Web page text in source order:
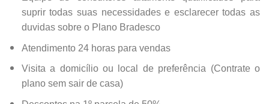
suprir todas suas necessidades e esclarecer todas as
duvidas sobre o Plano Bradesco
Atendimento 24 horas para vendas
Visita a domicílio ou local de preferência (Contrate o
plano sem sair de casa)